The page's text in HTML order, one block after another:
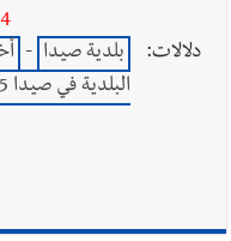
دلالات:
بلدية صيدا -
البلدية في صيدا 2025